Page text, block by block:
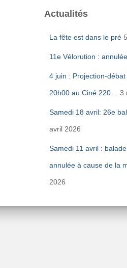
Actualités
La fête est dans le pré
11e Vélorution : annulée
4 juin : Projection-
20h00 au Ciné 220… 3
Samedi 18 avril: 26e
avril 2026
Samedi 11 avril :
annulée à cause de la
2026